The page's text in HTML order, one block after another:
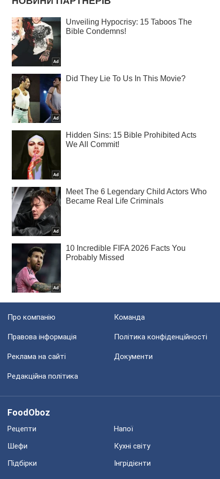
Про компанію Команда
Правова інформація Політика конфіденційності
Реклама на сайті Документи
Редакційна політика
FoodOboz
Рецепти
Напої
Шефи
Кухні світу
Підбірки
Інгрідієнти